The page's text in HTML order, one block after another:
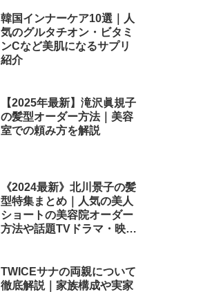
韓国インナーケア10選｜人
気のグルタチオン・ビタミ
ンCなど美肌になるサプリ
紹介
【2025年最新】滝沢眞規子
の髪型オーダー方法｜美容
室での頼み方を解説
《2024最新》北川景子の髪
型特集まとめ｜人気の美人
ショートの美容院オーダー
方法や話題TVドラマ・映画
TWICEサナの両親について
徹底解説｜家族構成や実家